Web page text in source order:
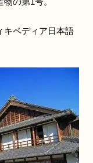
ペディア日本語